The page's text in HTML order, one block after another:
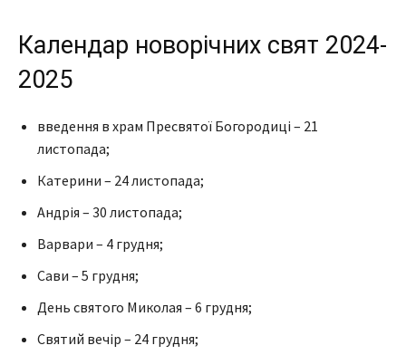
Календар новорічних свят 2024-
2025
введення в храм Пресвятої Богородиці – 21
листопада;
Катерини – 24 листопада;
Андрія – 30 листопада;
Варвари – 4 грудня;
Сави – 5 грудня;
День святого Миколая – 6 грудня;
Святий вечір – 24 грудня;